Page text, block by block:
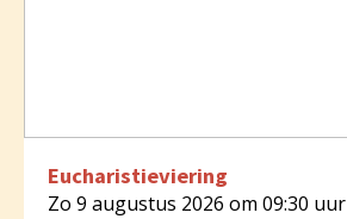
Eucharistieviering
Zo 9 augustus 2026 om 09:30 uur